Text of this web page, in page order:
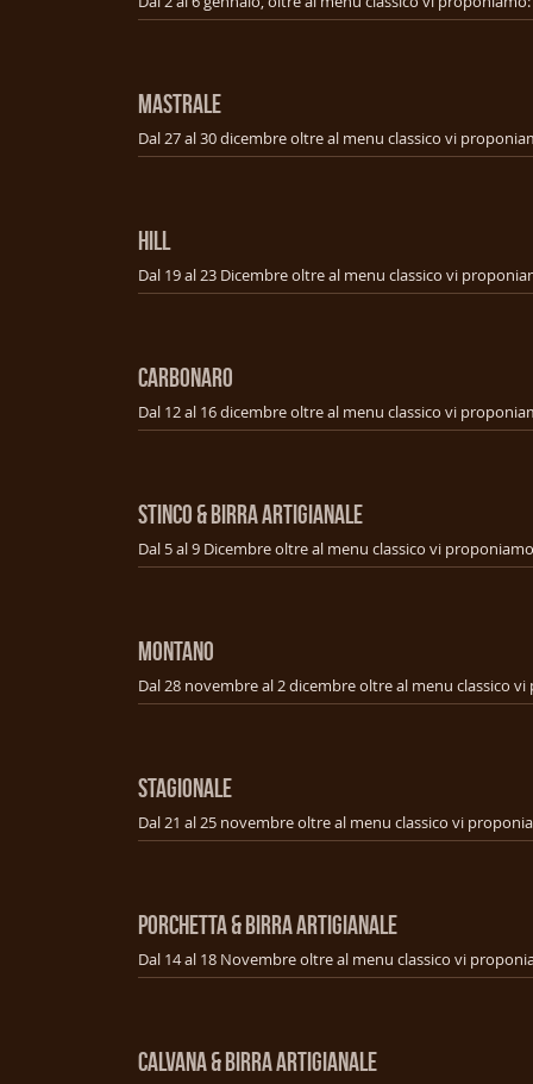
MASTRALE
HILL
CARBONARO
STINCO & BIRRA ARTIGIANALE
MONTANO
STAGIONALE
PORCHETTA & BIRRA ARTIGIANALE
CALVANA & BIRRA ARTIGIANALE